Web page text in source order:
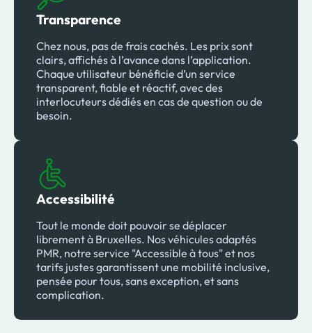
Transparence
Chez nous, pas de frais cachés. Les prix sont
clairs, affichés à l’avance dans l’application.
Chaque utilisateur bénéficie d’un service
transparent, fiable et réactif, avec des
interlocuteurs dédiés en cas de question ou de
besoin.
Accessibilité
Tout le monde doit pouvoir se déplacer
librement à Bruxelles. Nos véhicules adaptés
PMR, notre service "Accessible à tous" et nos
tarifs justes garantissent une mobilité inclusive,
pensée pour tous, sans exception, et sans
complication.